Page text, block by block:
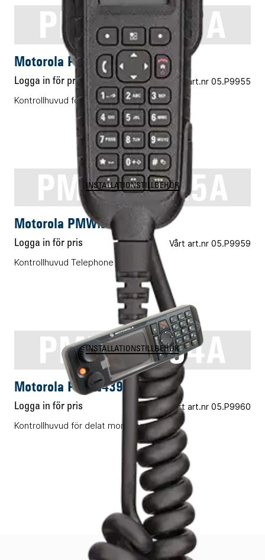
PMVN4408A
INSTALLATIONSTILLBEHÖR
Motorola PMVN4408A
Logga in för pris Vårt art.nr 05.P9955
Kontrollhuvud för MTM5500
PMWN4025A
INSTALLATIONSTILLBEHÖR
Motorola PMWN4025A
Logga in för pris Vårt art.nr 05.P9959
Kontrollhuvud Telephone Style
PMVN4394A
INSTALLATIONSTILLBEHÖR
Motorola PMVN4394A
Logga in för pris Vårt art.nr 05.P9960
Kontrollhuvud för delat montage